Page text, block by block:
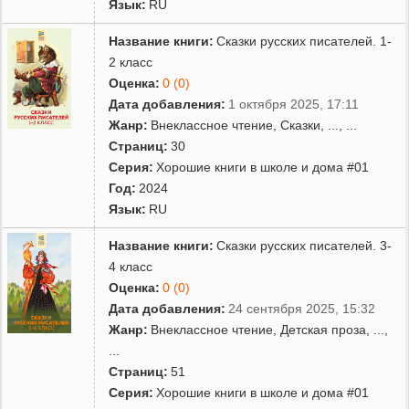
опубликовано несколько романов с четко проявленной
социальной тенденцией (Крестовые сестры, Неуемный бубен,
оба 1910, и др.), его истинное своеобразие проступило
преимущественно в произведениях, которые основаны на
фольлоре и апокрифах. Они представляют собой, по
характеристике автора, «новую форму повести, где
действующим лицом является не отдельный человек, а целая
страна, время же действия – века». Вместе с тем эта «повесть»,
особенно если она связана с изображением событий революции
и последуюшщей русской смуты, всегда включает в себя
обширный и достоверный документальный материал и
описывает реальных исторических персонажей, которые
выступают под собственными именами. Так построено одно из
главных произведений, созданных Ремизовым в эмиграции, –
автобиографическая по материалу книга Взвихренная
Русь (1927). В ней с постоянными отсылками к поэтике житийной
литературы, для которой обязательны мотивы отторжения
неправедного мира, мытарства, бесприютности и духовного
очищения в финале, автор воссоздает русское лихолетье, вводя
в свой рассказ тех, с кем он больше всего общался в свои
последние петербургские годы, – Блока, Д.С.Мережковского,
философа Л.Шестова, собственного ученика, молодого
прозаика М.М.Пришвина.
Язык: RU
Название книги: Сказки русских писателей. 1-
2 класс
Оценка: 0 (0)
Дата добавления: 1 октября 2025, 17:11
Жанр: Внеклассное чтение ,Сказки
Страниц: 30
Серия: Хорошие книги в школе и дома #01
Год: 2024
Язык: RU
Название книги: Сказки русских писателей. 3-
4 класс
Оценка: 0 (0)
Дата добавления: 24 сентября 2025, 15:32
Жанр: Внеклассное чтение Детская проза
Страниц: 51
Серия: Хорошие книги в школе и дома #01